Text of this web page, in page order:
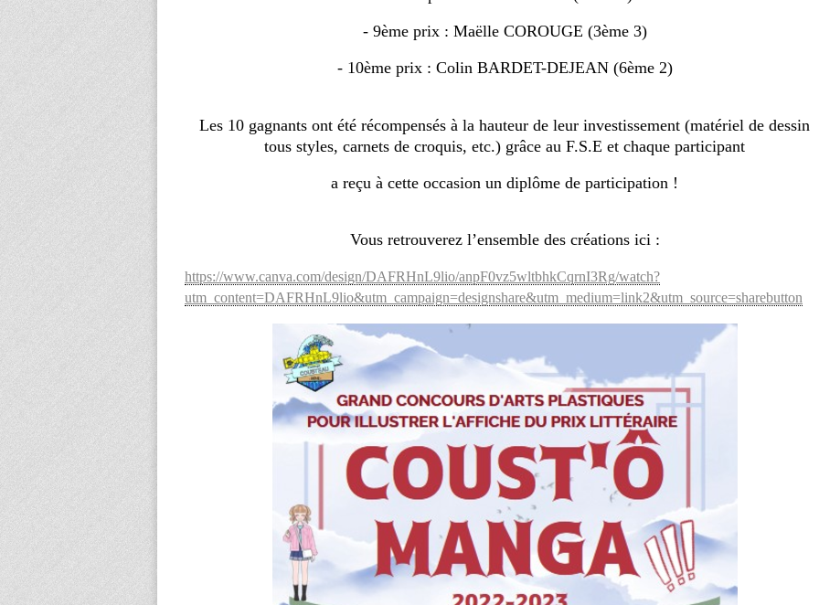
- 9ème prix : Maëlle COROUGE (3ème 3)
- 10ème prix : Colin BARDET-DEJEAN (6ème 2)
Les 10 gagnants ont été récompensés à la hauteur de leur investissement (matériel de dessin
tous styles, carnets de croquis, etc.) grâce au F.S.E et chaque participant
a reçu à cette occasion un diplôme de participation !
Vous retrouverez l’ensemble des créations ici :
https://www.canva.com/design/DAFRHnL9lio/anpF0vz5wltbhkCqrnI3Rg/watch?
utm_content=DAFRHnL9lio&utm_campaign=designshare&utm_medium=link2&utm_source=sharebutton